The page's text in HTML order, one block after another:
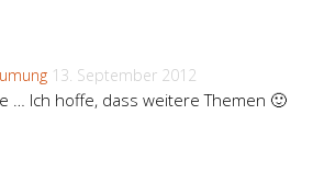
13. September 2012
… Ich hoffe, dass weitere Themen 🙂